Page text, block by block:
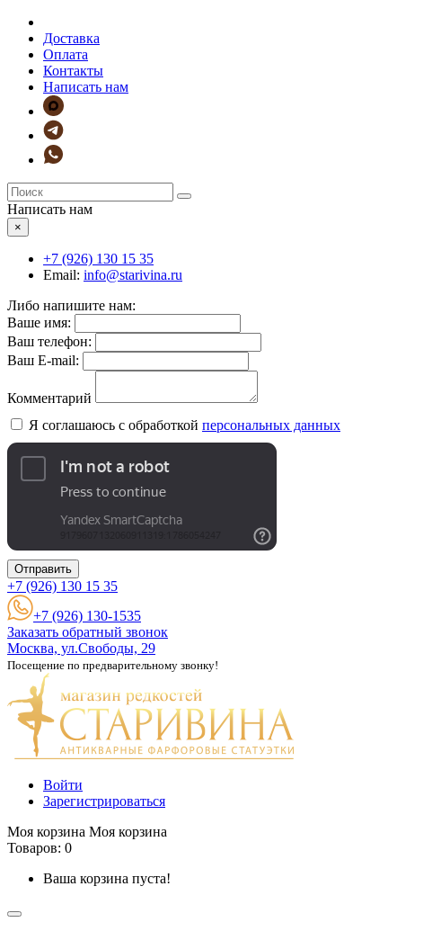
Доставка
Оплата
Контакты
Написать нам
Написать нам
×
+7 (926) 130 15 35
Email: info@starivina.ru
Либо напишите нам:
Ваше имя:
Ваш телефон:
Ваш E-mail:
Комментарий
Я соглашаюсь с обработкой персональных данных
Отправить
+7 (926) 130 15 35
+7 (926) 130-1535
Заказать обратный звонок
Москва, ул.Свободы, 29
Посещение по предварительному звонку!
Войти
Зарегистрироваться
Моя корзина Моя корзина
Товаров: 0
Ваша корзина пуста!